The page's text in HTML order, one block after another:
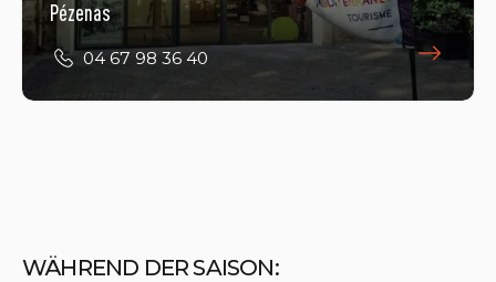
Pézenas
04 67 98 36 40
WÄHREND DER SAISON: